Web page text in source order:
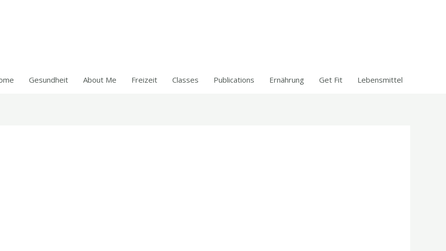
Gesundheit About Me Freizeit Classes Publications Ernährung Get Fit Lebensmittel